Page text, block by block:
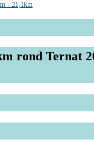
- 21,1km
rond Ternat